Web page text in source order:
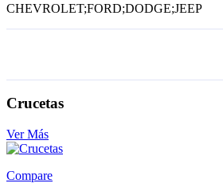
CHEVROLET;FORD;DODGE;JEEP
Crucetas
Ver Más
Compare